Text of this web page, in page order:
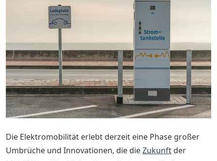
Die Elektromobilität erlebt derzeit eine Phase großer
Umbrüche und Innovationen, die dieZukunft der